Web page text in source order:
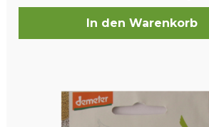
In den Warenkorb